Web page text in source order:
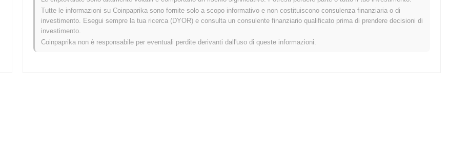
Come si sta comportando OceanZ rispetto al mercato crypto più ampio?
Negli ultimi 7 giorni, OceanZ ha guadagnato0.00%, sottoperformando il mercato crypto complessivo che ha registrato un guadagno
del0.14%. Ciò indica un ritardo temporaneo nell'azione del prezzo di OCZ rispetto allo slancio del mercato più ampio.
Tutte le informazioni su Coinpaprika sono fornite solo a scopo informativo e non costituiscono consulenza finanziaria o di
investimento. Esegui sempre la tua ricerca (DYOR) e consulta un consulente finanziario qualificato prima di prendere decisioni di
investimento.
Coinpaprika non è responsabile per eventuali perdite derivanti dall'uso di queste informazioni.